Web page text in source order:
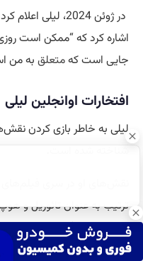
در ژوئن 2024،
اشاره کرد که “ممکن است روزی
جایی است کهمتعلق به من
افتخارات اوانجلین لیلی
لیلی به خاطر بازی کردن
شناخته شده است
نقش‌های او در سری فیلم‌های
ترتیب به عنوان تائوریل و
منتقدان قرار گرفته است.